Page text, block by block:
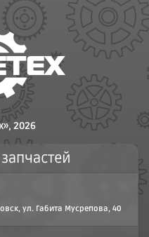
2026
ул. Габита Мусрепова, 40